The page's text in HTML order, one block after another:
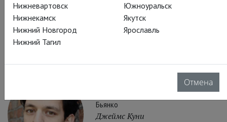
Петручча
Клэр Прайс
Бьянко
Джеймс Куни
Нижневартовск
Нижнекамск
Нижний Новгород
Нижний Тагил
Южноуральск
Якутск
Ярославль
Отмена